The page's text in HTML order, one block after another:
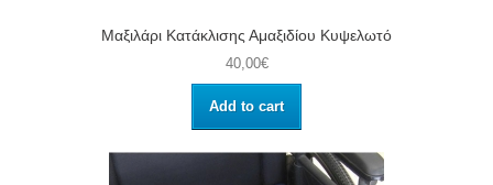
Μαξιλάρι Κατάκλισης Αμαξιδίου Κυψελωτό
40,00€
Add to cart